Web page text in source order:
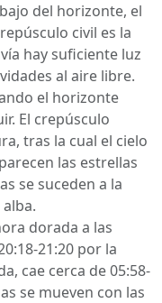
del horizonte, el
civil es la
hay suficiente luz
al aire libre.
el horizonte
El crepúsculo
tras la cual el cielo
las estrellas
se suceden a la
dorada a las
21:20 por la
cae cerca de 05:58-
se mueven con las